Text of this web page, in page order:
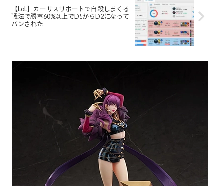
【LoL】カーサスサポートで自殺しまくる
戦法で勝率60%以上でD5からD2になって
バンされた